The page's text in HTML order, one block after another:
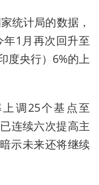
统计局的数据，
1月再次回升至
度央行）6%的上
调25个基点至
连续六次提高主
示未来还将继续